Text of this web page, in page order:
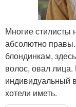
Многие стилисты
абсолютно
блондинкам,
волос, овал
индивидуальный
хотели иметь.